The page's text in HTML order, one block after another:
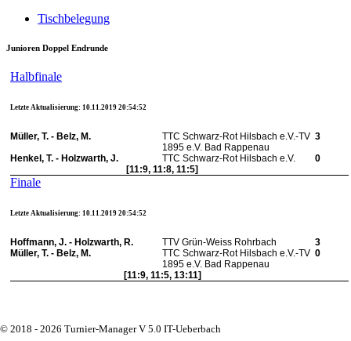
Tischbelegung
Junioren Doppel Endrunde
Halbfinale
Letzte Aktualisierung: 10.11.2019 20:54:52
Müller, T. - Belz, M.
TTC Schwarz-Rot Hilsbach e.V.-TV
1895 e.V. Bad Rappenau
3
Henkel, T. - Holzwarth, J.
TTC Schwarz-Rot Hilsbach e.V.
0
[11:9, 11:8, 11:5]
Finale
Letzte Aktualisierung: 10.11.2019 20:54:52
Hoffmann, J. - Holzwarth, R. TTV Grün-Weiss Rohrbach
3
Müller, T. - Belz, M.
TTC Schwarz-Rot Hilsbach e.V.-TV
1895 e.V. Bad Rappenau
0
[11:9, 11:5, 13:11]
© 2018 - 2026 Turnier-Manager V 5.0 IT-Ueberbach